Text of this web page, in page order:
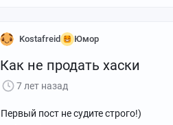
Kostafreid Юмор
Как не продать хаски
7 лет назад
Первый пост не судите строго!)